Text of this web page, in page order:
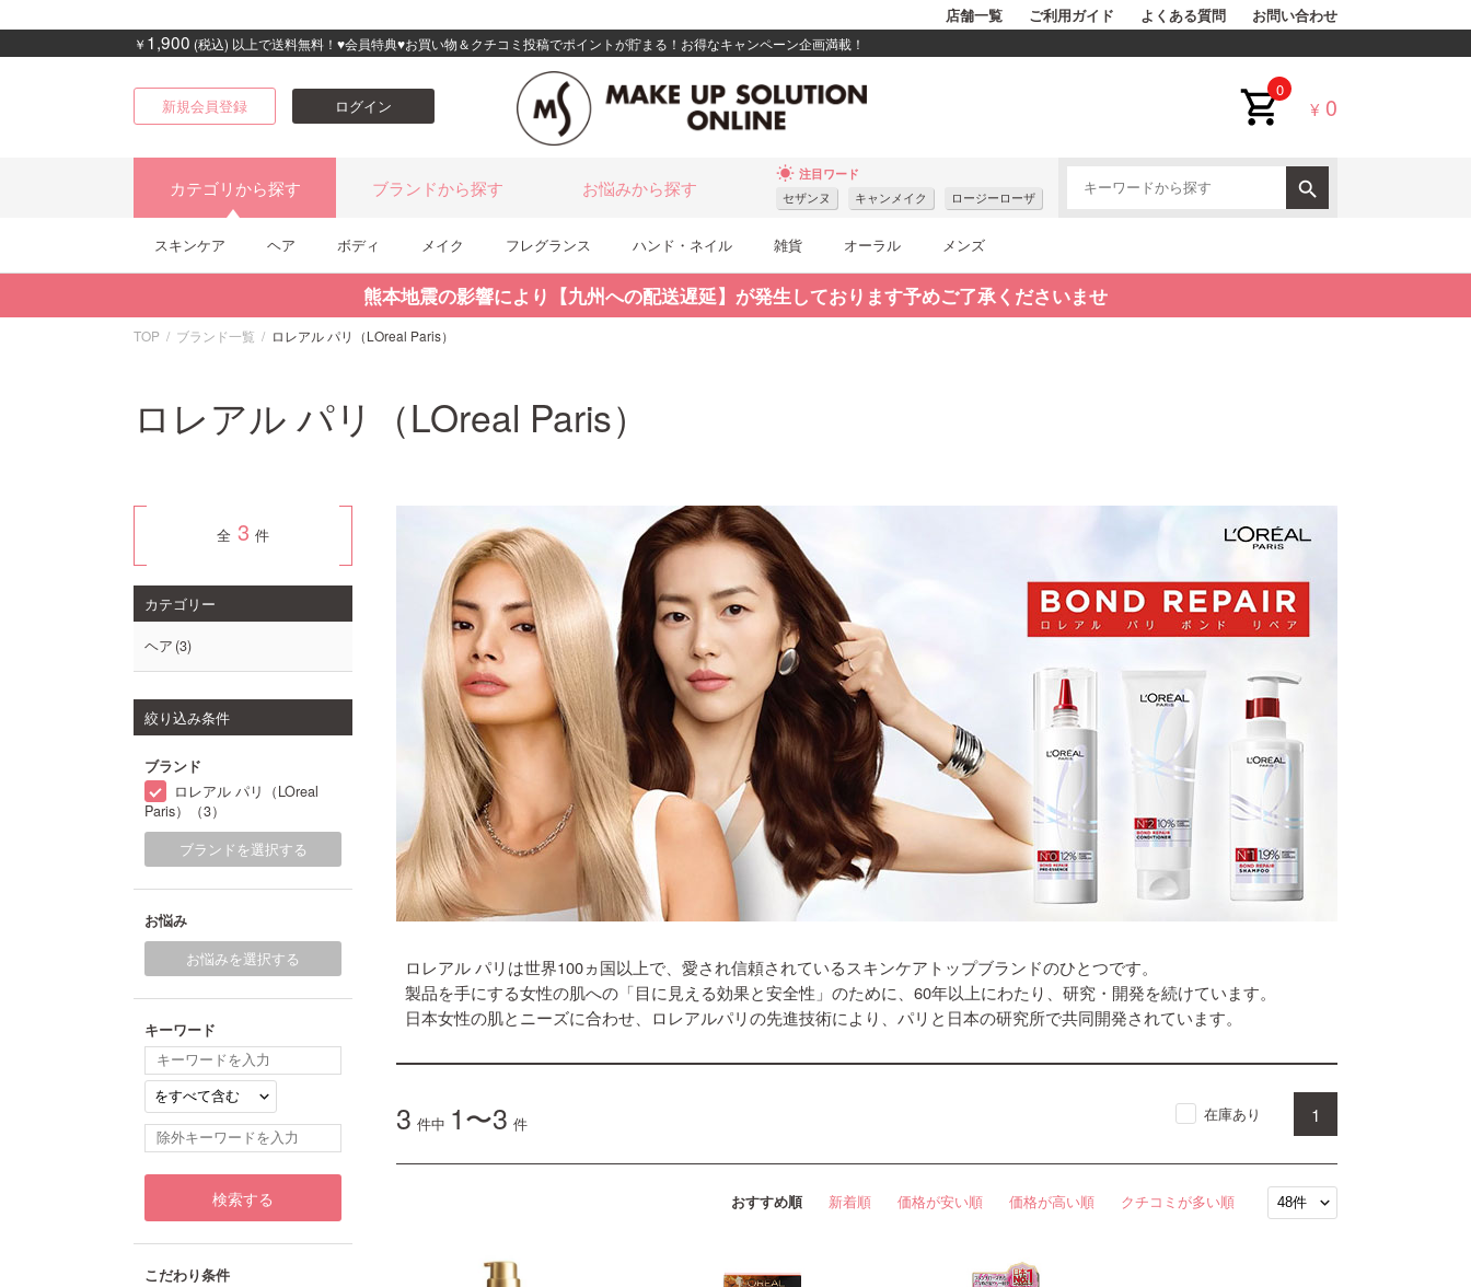
店舗一覧 ご利用ガイド よくある質問 お問い合わせ
￥ 1,900 (税込) 以上で送料無料！♥会員特典♥お買い物＆クチコミ投稿でポイントが貯まる！お得なキャンペーン企画満載！
新規会員登録 ログイン
0
¥ 0
カテゴリから探す ブランドから探す お悩みから探す
wb_sunny 注目ワード
セザンヌ キャンメイク ロージーローザ
スキンケア ヘア ボディ メイク フレグランス ハンド・ネイル 雑貨 オーラル メンズ
熊本地震の影響により【九州への配送遅延】が発生しております予めご了承くださいませ
TOP ブランド一覧 ロレアル パリ（LOreal Paris）
ロレアル パリ（LOreal Paris）
ロレアル パリは世界100ヵ国以上で、愛され信頼されているスキンケアトップブランドのひとつです。
製品を手にする女性の肌への「目に見える効果と安全性」のために、60年以上にわたり、研究・開発を続けています。
日本女性の肌とニーズに合わせ、ロレアルパリの先進技術により、パリと日本の研究所で共同開発されています。
3 件中 1〜3 件 1
在庫あり
おすすめ順 新着順 価格が安い順 価格が高い順 クチコミが多い順
全 3 件
カテゴリー
ヘア 3
絞り込み条件
ブランド
ロレアル パリ（LOreal
Paris）（3）
ブランドを選択する
お悩み
お悩みを選択する
キーワード
検索する
こだわり条件